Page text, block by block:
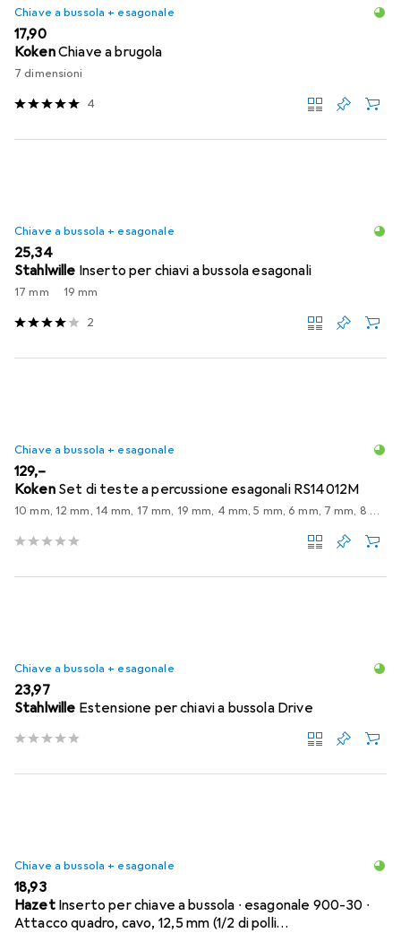
Chiave a bussola + esagonale
EUR
17,90
KokenChiave a brugola
7 dimensioni
4
Chiave a bussola + esagonale
EUR
25,34
Stahlwille Inserto per chiavi a bussola esagonali
17 mm 19 mm
2
Chiave a bussola + esagonale
EUR
129,–
Koken Set di teste a percussione esagonali RS14012M
10 mm, 12 mm, 14 mm, 17 mm, 19 mm, 4 mm, 5 mm, 6 mm, 7 mm, 8 mm
Chiave a bussola + esagonale
EUR
23,97
Stahlwille Estensione per chiavi a bussola Drive
Chiave a bussola + esagonale
EUR
18,93
Hazet Inserto per chiave a bussola ∙ esagonale 900-30 ∙
Attacco quadro, cavo, 12,5 mm (1/2 di polli…